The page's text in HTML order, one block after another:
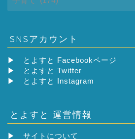
SNSアカウント
▶
とよすと Facebookページ
▶
とよすと Twitter
▶
とよすと Instagram
とよすと 運営情報
▶ サイトについて